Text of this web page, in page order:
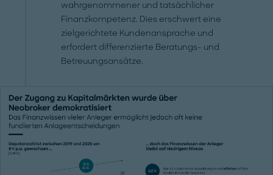
wahrgenommener und tatsächlicher
Finanzkompetenz. Dies erschwert eine
zielgerichtete Kundenansprache und
erfordert differenzierte Beratungs- und
Betreuungsansätze.